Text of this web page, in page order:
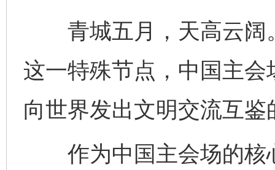
青城五月，天高云阔
这一特殊节点，中国主
向世界发出文明交流互鉴
作为中国主会场的核